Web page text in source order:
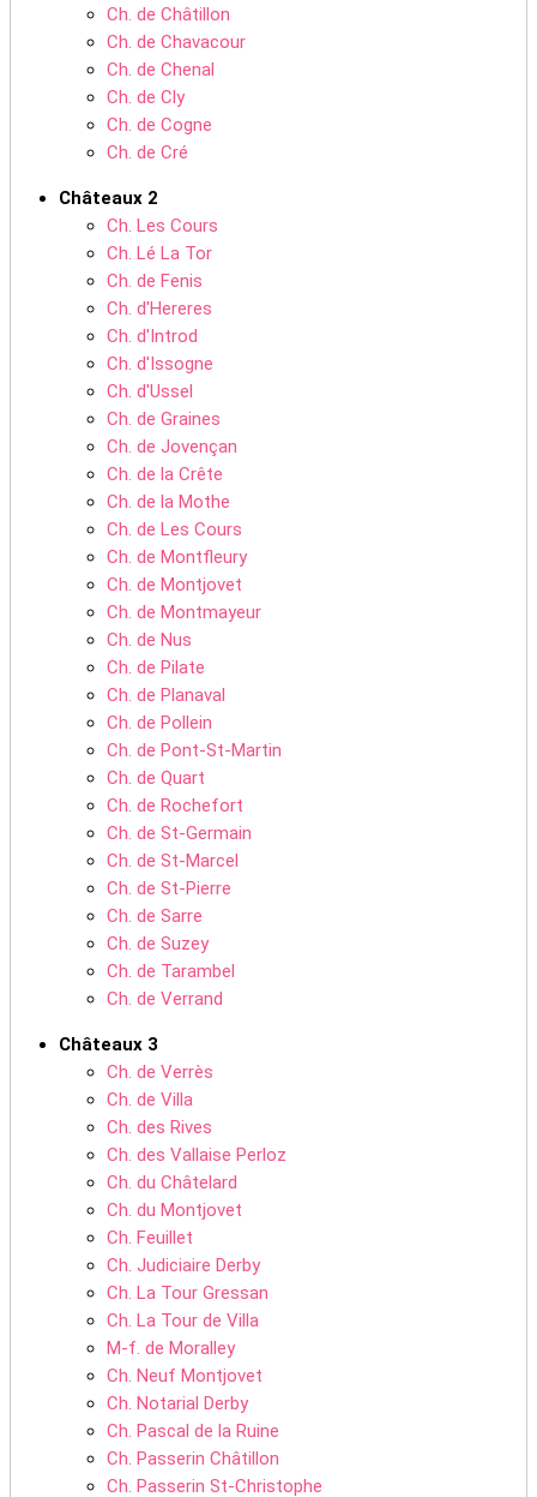
Ch. de Châtillon
Ch. de Chavacour
Ch. de Chenal
Ch. de Cly
Ch. de Cogne
Ch. de Cré
Châteaux 2
Ch. Les Cours
Ch. Lé La Tor
Ch. de Fenis
Ch. d'Hereres
Ch. d'Introd
Ch. d'Issogne
Ch. d'Ussel
Ch. de Graines
Ch. de Jovençan
Ch. de la Crête
Ch. de la Mothe
Ch. de Les Cours
Ch. de Montfleury
Ch. de Montjovet
Ch. de Montmayeur
Ch. de Nus
Ch. de Pilate
Ch. de Planaval
Ch. de Pollein
Ch. de Pont-St-Martin
Ch. de Quart
Ch. de Rochefort
Ch. de St-Germain
Ch. de St-Marcel
Ch. de St-Pierre
Ch. de Sarre
Ch. de Suzey
Ch. de Tarambel
Ch. de Verrand
Châteaux 3
Ch. de Verrès
Ch. de Villa
Ch. des Rives
Ch. des Vallaise Perloz
Ch. du Châtelard
Ch. du Montjovet
Ch. Feuillet
Ch. Judiciaire Derby
Ch. La Tour Gressan
Ch. La Tour de Villa
M-f. de Moralley
Ch. Neuf Montjovet
Ch. Notarial Derby
Ch. Pascal de la Ruine
Ch. Passerin Châtillon
Ch. Passerin St-Christophe